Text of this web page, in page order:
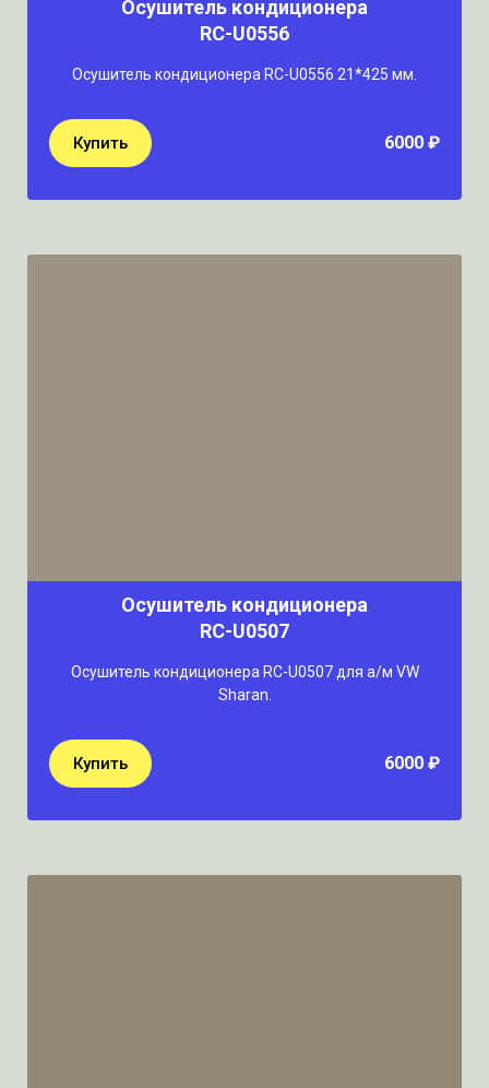
Осушитель кондиционера
RC-U0556
Осушитель кондиционера RC-U0556 21*425 мм.
Купить 6000 ₽
Осушитель кондиционера
RC-U0507
Осушитель кондиционера RC-U0507 для а/м VW
Sharan.
Купить 6000 ₽